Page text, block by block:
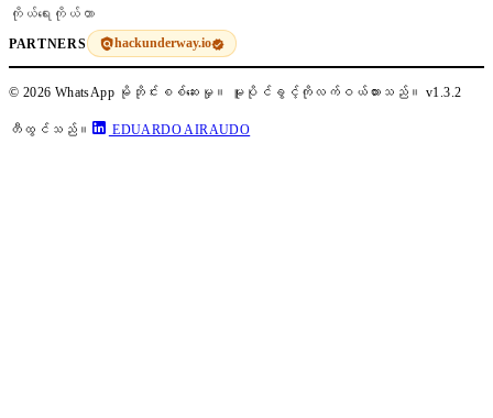
ကိုယ်ရေးကိုယ်တာ
PARTNERS hackunderway.io
© 2026 WhatsApp မိုဘိုင်းစစ်ဆေးမှု။ မူပိုင်ခွင့်ကိုလက်ဝယ်ထားသည်။ v1.3.2
တီထွင်သည်။ EDUARDO AIRAUDO